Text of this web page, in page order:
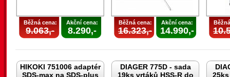
Běžná cena:
9.063,-
Akční cena:
8.290,-
Běžná cena:
16.323,-
Akční cena:
14.990,-
HIKOKI 751006 adaptér
SDS-max na SDS-plus
DIAGER 775D - sada
19ks vrtáků HSS-R do